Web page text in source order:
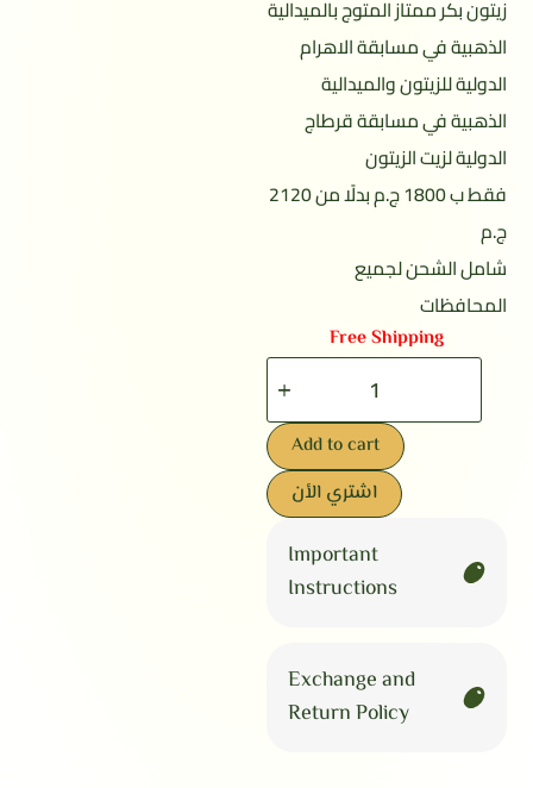
زيتون بكر ممتاز المتوج بالميدالية
الذهبية في مسابقة الاهرام
الدولية للزيتون والميدالية
الذهبية في مسابقة قرطاج
الدولية لزيت الزيتون
فقط ب 1800 ج.م بدلًا من 2120
ج.م
شامل الشحن لجميع
المحافظات
Free Shipping
Add to cart
اشتري الأن
Important
Instructions
Exchange and
Return Policy